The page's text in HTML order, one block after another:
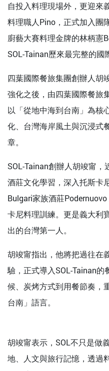
自投入料理現場外，更迎來
料理職人Pino，正式加入團
廚藝大賽料理金牌的林柄憲
SOL-Tainan歷來最完整的國
四葉國際餐旅集團創辦人胡
強化之後，由四葉國際餐旅
以「從地中海到台南」為核
化、台灣海岸風土與沉浸式
章。
SOL-Tainan創辦人胡竣甯
酒莊文化學習，深入托斯卡
Bulgari家族酒莊
卡尼料理訓練。更是義大利
出的台灣第一人。
胡竣甯指出，他將把過往在
驗，正式導入SOL-Tainan
候、炭烤方式到用餐節奏，
台南」語言。
胡竣甯表示，SOL不只是做
地、人文與旅行記憶，透過